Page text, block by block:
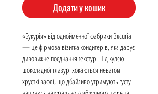
Додати у кошик
«Букурія» від однойменної фабрики Bucuria
— це фірмова візитка кондитерів, яка дарує
дивовижне поєднання текстур. Під кулею
шоколадної глазурі ховаються невагомі
хрусткі вафлі, що дбайливо утримують густу